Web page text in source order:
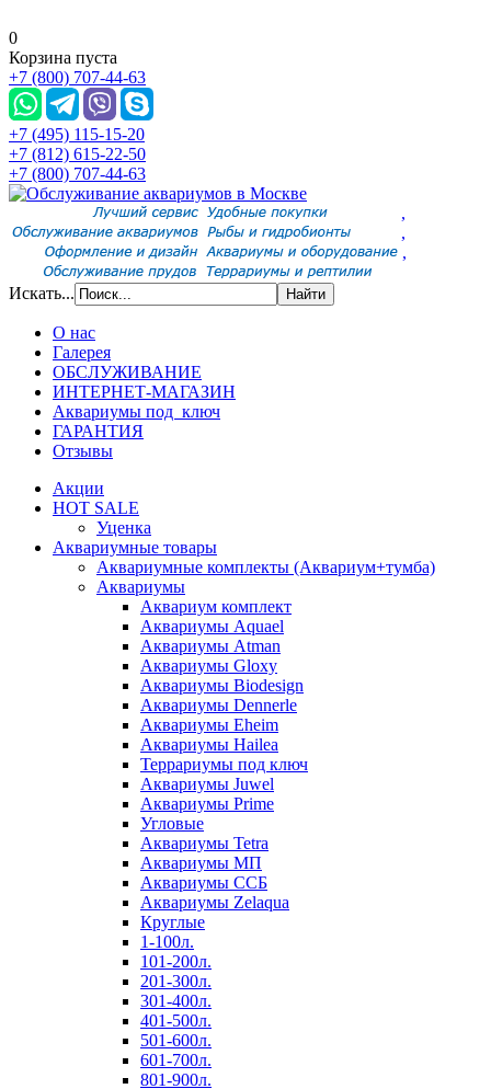
0
Корзина пуста
+7 (800) 707-44-63
+7 (495) 115-15-20
+7 (812) 615-22-50
+7 (800) 707-44-63
,
,
,
Искать...
О нас
Галерея
ОБСЛУЖИВАНИЕ
ИНТЕРНЕТ-МАГАЗИН
Аквариумы под ключ
ГАРАНТИЯ
Отзывы
Акции
HOT SALE
Уценка
Аквариумные товары
Аквариумные комплекты (Аквариум+тумба)
Аквариумы
Аквариум комплект
Аквариумы Aquael
Аквариумы Atman
Аквариумы Gloxy
Аквариумы Biodesign
Аквариумы Dennerle
Аквариумы Eheim
Аквариумы Hailea
Террариумы под ключ
Аквариумы Juwel
Аквариумы Prime
Угловые
Аквариумы Tetra
Аквариумы МП
Аквариумы ССБ
Аквариумы Zelaqua
Круглые
1-100л.
101-200л.
201-300л.
301-400л.
401-500л.
501-600л.
601-700л.
801-900л.